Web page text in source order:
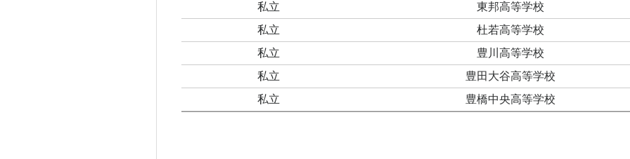
私立
東邦高等学校
私立
杜若高等学校
私立
豊川高等学校
私立
豊田大谷高等学校
私立
豊橋中央高等学校